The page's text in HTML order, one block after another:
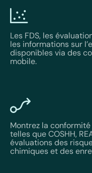
Les FDS, les
les informations sur
disponibles via des
mobile.
Montrez la
telles que COSHH,
évaluations des
chimiques et des